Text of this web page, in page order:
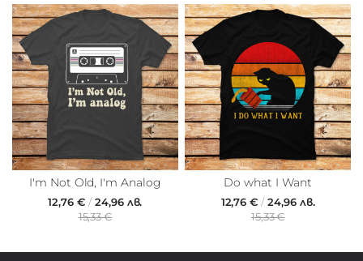
I'm Not Old, I'm Analog
12,76 € /24,96 лв.
15,33 €
Do what I Want
12,76 €/24,96 лв.
15,33 €